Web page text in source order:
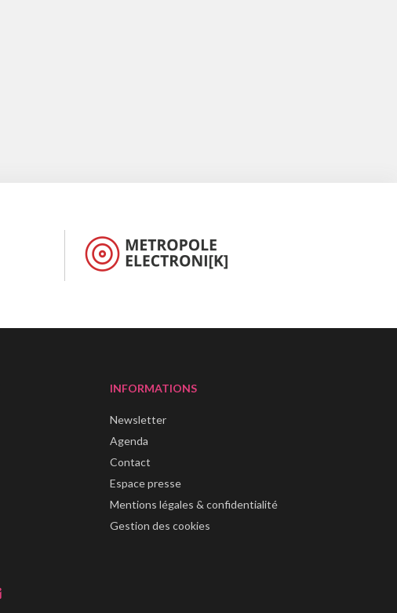
INFORMATIONS
Newsletter
Agenda
Contact
Espace presse
Mentions légales & confidentialité
Gestion des cookies